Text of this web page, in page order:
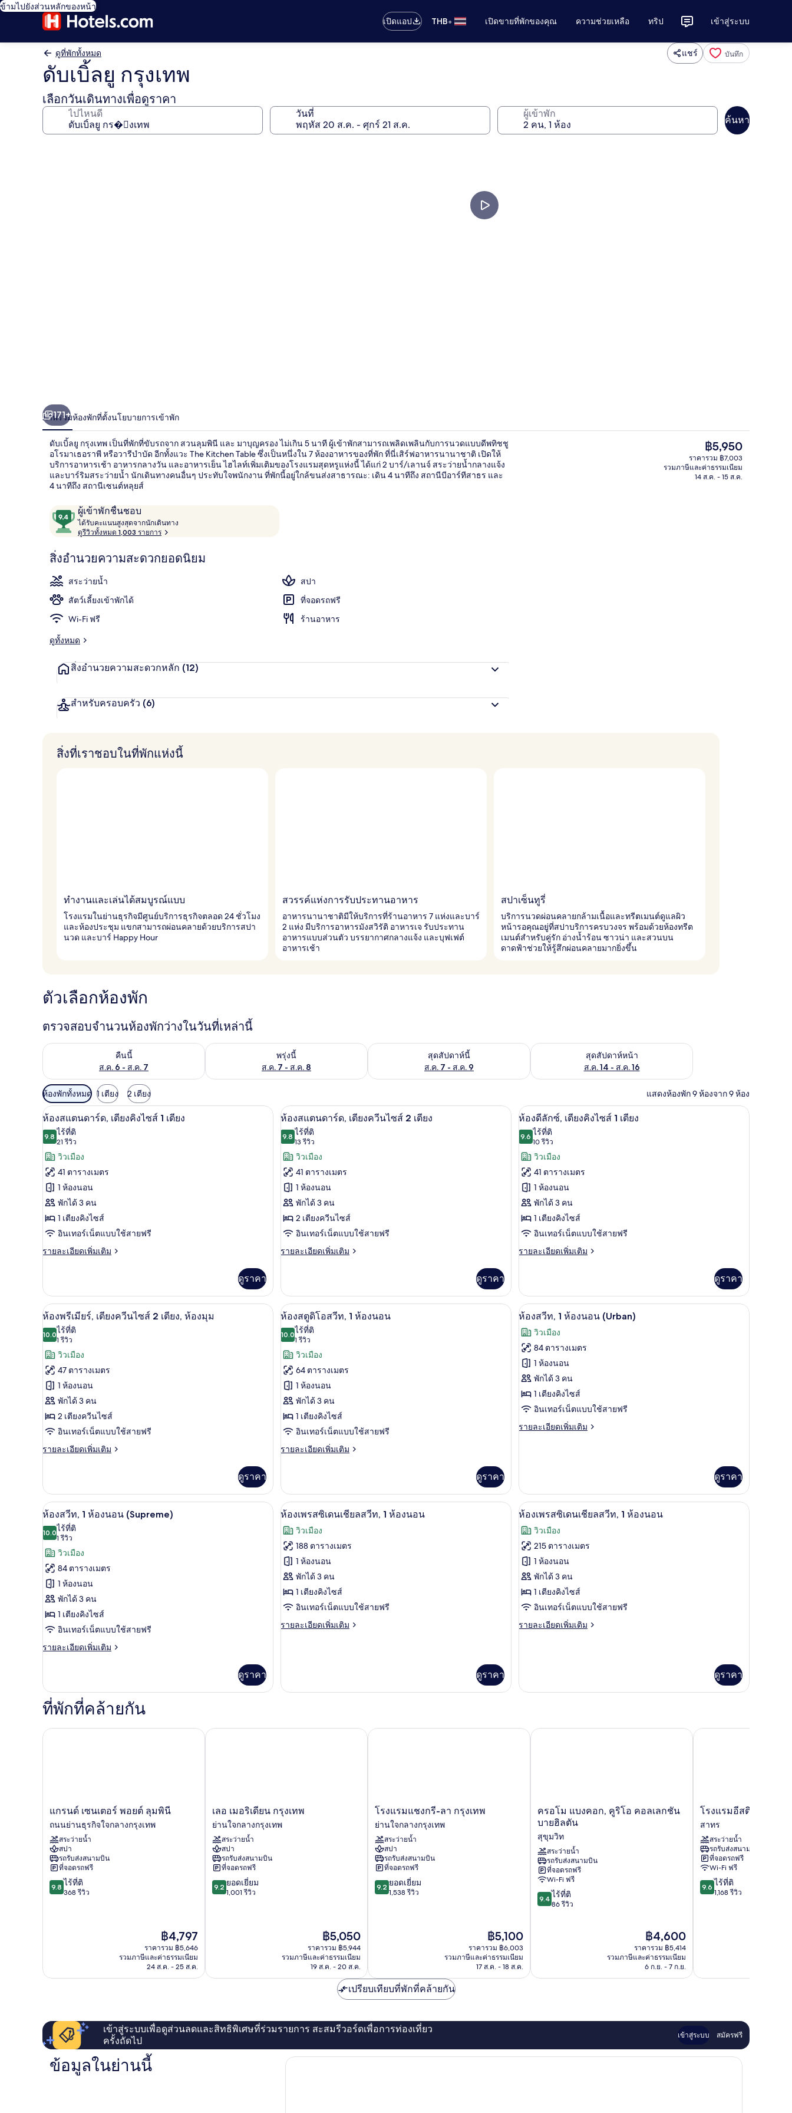
ข้ามไปยังส่วนหลักของหน้า
เปิดแอป
THB• เปิดขายที่พักของคุณ ความช่วยเหลือ ทริป เข้าสู่ระบบ
ดูที่พักทั้งหมด แชร์ บันทึก
ดับเบิ้ลยู กรุงเทพ
เลือกวันเดินทางเพื่อดูราคา
ไปไหนดี วันที่ ผู้เข้าพัก
ค้นหา
7 ห้องอาหาร, บริการอาหารเช้า อาหารกลางวัน อาหารเย็น และบรันช์
สถานที่จัดงานประชุม
171+
ภาพรวมห้องพักที่ตั้งนโยบายการเข้าพัก
ดับเบิ้ลยู กรุงเทพ เป็นที่พักที่ขับรถจาก สวนลุมพินี และ มาบุญครอง ไม่เกิน 5 นาที ผู้เข้าพักสามารถเพลิดเพลินกับการนวดแบบดีพทิชชู
อโรมาเธอราพี หรือวารีบำบัด อีกทั้งแวะ The Kitchen Table ซึ่งเป็นหนึ่งใน 7 ห้องอาหารของที่พัก ที่นี่เสิร์ฟอาหารนานาชาติ เปิดให้
บริการอาหารเช้า อาหารกลางวัน และอาหารเย็น ไฮไลท์เพิ่มเติมของโรงแรมสุดหรูแห่งนี้ ได้แก่ 2 บาร์/เลานจ์ สระว่ายน้ำกลางแจ้ง
และบาร์ริมสระว่ายน้ำ นักเดินทางคนอื่นๆ ประทับใจพนักงาน ที่พักนี้อยู่ใกล้ขนส่งสาธารณะ: เดิน 4 นาทีถึง สถานีบีอาร์ทีสาธร และ
4 นาทีถึง สถานีเซนต์หลุยส์
รีวิว ผู้เข้าพักชื่นชอบ
9.4
จาก
10,
เข้า
พัก
ชื่น
ได้รับคะแนนสูงสุดจากนักเดินทาง
บ
ค
จ
า
ท
า
ดูรีวิวทั้งหมด 1,003 รายการ
สิ่งอำนวยความสะดวกยอดนิยม
สระว่ายน้ำ
สปา
สัตว์เลี้ยงเข้าพักได้
ที่จอดรถฟรี
Wi-Fi ฟรี
ร้านอาหาร
ดูทั้งหมด
สิ่งอำนวยความสะดวกหลัก (12)
สำหรับครอบครัว (6)
ราคา
ปัจจุบัน
฿5,950
฿5,950
ราคารวม ฿7,003
รวมภาษีและค่าธรรมเนียม
14 ส.ค. - 15 ส.ค.
สิ่งที่เราชอบในที่พักแห่งนี้
ทำงานและเล่นได้สมบูรณ์แบบ
โรงแรมในย่านธุรกิจมีศูนย์บริการธุรกิจตลอด 24 ชั่วโมง
และห้องประชุม แขกสามารถผ่อนคลายด้วยบริการสปา
นวด และบาร์ Happy Hour
สวรรค์แห่งการรับประทานอาหาร
อาหารนานาชาติมีให้บริการที่ร้านอาหาร 7 แห่งและบาร์
2 แห่ง มีบริการอาหารมังสวิรัติ อาหารเจ รับประทาน
อาหารแบบส่วนตัว บรรยากาศกลางแจ้ง และบุฟเฟต์
อาหารเช้า
สปาเซ็นทูรี่
บริการนวดผ่อนคลายกล้ามเนื้อและทรีตเมนต์ดูแลผิว
หน้ารอคุณอยู่ที่สปาบริการครบวงจร พร้อมด้วยห้องทรีต
เมนต์สำหรับคู่รัก อ่างน้ำร้อน ซาวน่า และสวนบน
ดาดฟ้าช่วยให้รู้สึกผ่อนคลายมากยิ่งขึ้น
ตัวเลือกห้องพัก
ตรวจสอบจำนวนห้องพักว่างในวันที่เหล่านี้
คืนนี้
ส.ค. 6 - ส.ค. 7
ตรวจสอบจำนวนห้องพักว่างในคืนนี้ ส.ค. 6 - ส.ค. 7
พรุ่งนี้
ส.ค. 7 - ส.ค. 8
ตรวจสอบจำนวนห้องพักว่างในพรุ่งนี้ ส.ค. 7 - ส.ค. 8
สุดสัปดาห์นี้
ส.ค. 7 - ส.ค. 9
ตรวจสอบจำนวนห้องพักว่างในสุดสัปดาห์นี้ ส.ค. 7 - ส.ค. 9สุดสัปดาห์หน้า
ส.ค. 14 - ส.ค. 16
ตรวจสอบจำนวนห้องพักว่างในสุดสัปดาห์หน้า ส.ค. 14 - ส.ค. 16
ตัว
กรอง
ที่
มี
ให้
สำหรับ
ห้อง
พัก
ห้องพักทั้งหมด 1 เตียง 2 เตียง แสดงห้องพัก 9 ห้องจาก 9 ห้อง
เปิด
ภาพถ่าย
ทั้งหมด
ของ
ห้อง
สแตนดาร์ด,
เตียง
คิง
ไซส์
ห้องสแตนดาร์ด, เตียงคิงไซส์ 1 เตียง | ผ้านวมขนเป็ด, เตียงพร้อมฟูกเสริมที่นอน, มินิบาร์, ตู้นิรภัยในห้องพัก
8
ห้องสแตนดาร์ด, เตียงคิงไซส์ 1 เตียง
9.89.8 จาก 10
ไร้ที่ติ
21 รีวิว
(21
รีวิว)
วิวเมือง
41 ตารางเมตร
1 ห้องนอน
พักได้ 3 คน
1 เตียงคิงไซส์
อินเทอร์เน็ตแบบใช้สายฟรี
รายละเอียดเพิ่มเติม
ราย
เกี่ยว
กับ
ห้อง
สแตนดาร์ด,
เตียง
ไซส์
เตียง
ดูราคา
เปิด
ภาพถ่าย
ทั้งหมด
ของ
ห้อง
สแตนดาร์ด,
เตียง
ควีน
ไซส์
ห้องสแตนดาร์ด, เตียงควีนไซส์ 2 เตียง | ผ้านวมขนเป็ด, เตียงพร้อมฟูกเสริมที่นอน, มินิบาร์, ตู้นิรภัยในห้องพัก
8
ห้องสแตนดาร์ด, เตียงควีนไซส์ 2 เตียง
9.89.8 จาก 10
ไร้ที่ติ
13 รีวิว
(13
รีวิว)
วิวเมือง
41 ตารางเมตร
1 ห้องนอน
พักได้ 3 คน
2 เตียงควีนไซส์
อินเทอร์เน็ตแบบใช้สายฟรี
รายละเอียดเพิ่มเติม
ราย
เกี่ยว
กับ
ห้อง
สแตนดาร์ด,
เตียง
ไซส์
2
เตียง
ดูราคา
เปิด
ภาพถ่าย
ทั้งหมด
ของ
ห้อง
ดี
ลัก
ซ์,
เตียง
เตียง
ห้องดีลักซ์, เตียงคิงไซส์ 1 เตียง | ผ้านวมขนเ
7
ห้องดีลักซ์, เตียงคิงไซส์ 1 เตียง
9.69.6 จาก 10
ไร้ที่ติ
10 รีวิว
(10
รีวิว)
วิวเมือง
41 ตารางเมตร
1 ห้องนอน
พักได้ 3 คน
1 เตียงคิงไซส์
อินเทอร์เน็ตแบบใช้สายฟรี
รายละเอียดเพิ่มเติม
ราย
เกี่ยว
กับ
ห้อง
ลัก
ซ์,
เตียง
คิง
ไซส์
เตียง
ดูราคา
เปิด
ภาพถ่าย
ทั้งหมด
ของ
ห้อง
พรีเมียร์,
เตียง
ควีน
ไซส์
ห้อง
มุม
ห้องพรีเมียร์, เตียงควีนไซส์ 2 เตียง, ห้องมุม | ผ้านวมขนเป็ด, เตียงพร้อมฟูกเสริมที่นอน, มินิบาร์, ตู้นิรภัยในห้องพัก
7
ห้องพรีเมียร์, เตียงควีนไซส์ 2 เตียง, ห้องมุม
10.010.0 จาก 10
ไร้ที่ติ
1 รีวิว
(1
รีวิว)
วิวเมือง
47 ตารางเมตร
1 ห้องนอน
พักได้ 3 คน
2 เตียงควีนไซส์
อินเทอร์เน็ตแบบใช้สายฟรี
รายละเอียดเพิ่มเติม
ราย
เกี่ยว
กับ
ห้อง
พรีเมียร์,
เตียง
ไซส์
2
เตียง,
ห้อง
มุม
ดูราคา
เปิด
ภาพถ่าย
ทั้งหมด
ของ
ห้อง
สตู
ดิ
โอ
สวีท,
นอน
ห้องสตูดิโอสวีท, 1 ห้องนอน | ผ้านวมขนเป็ด, เตียงพร้อมฟูกเสริมที่นอน, มินิบาร์, ตู้นิรภัยในห้องพัก
9
ห้องสตูดิโอสวีท, 1 ห้องนอน
10.010.0 จาก 10
ไร้ที่ติ
1 รีวิว
(1
รีวิว)
วิวเมือง
64 ตารางเมตร
1 ห้องนอน
พักได้ 3 คน
1 เตียงคิงไซส์
อินเทอร์เน็ตแบบใช้สายฟรี
รายละเอียดเพิ่มเติม
ราย
เกี่ยว
กับ
ห้อง
ดิ
โอ
สวี
ท,
ห้อง
นอน
ดูราคา
เปิด
ภาพถ่าย
ทั้งหมด
ของ
ห้อง
สวีท,
1
ห้อง
ห้องสวีท, 1 ห้องนอน (Urban) | ผ้านวมขนเป็ด
9
ห้องสวีท, 1 ห้องนอน (Urban)
วิวเมือง
84 ตารางเมตร
1 ห้องนอน
พักได้ 3 คน
1 เตียงคิงไซส์
อินเทอร์เน็ตแบบใช้สายฟรี
รายละเอียดเพิ่มเติม
ราย
ห้อง
สวี
ท,
ห้อง
นอน
(Urban)
ดูราคา
เปิด
ภาพถ่าย
ทั้งหมด
ของ
ห้อง
สวีท,
1
ห้อง
นอน
ห้องสวีท, 1 ห้องนอน (Supreme) | ผ้านวมขนเป็ด, เตียงพร้อมฟูกเสริมที่นอน, มินิบาร์, ตู้นิรภัยในห้องพัก
12
ห้องสวีท, 1 ห้องนอน (Supreme)
10.010.0 จาก 10
ไร้ที่ติ
1 รีวิว
(1
รีวิว)
วิวเมือง
84 ตารางเมตร
1 ห้องนอน
พักได้ 3 คน
1 เตียงคิงไซส์
อินเทอร์เน็ตแบบใช้สายฟรี
รายละเอียดเพิ่มเติม
ราย
เกี่ยว
กับ
ห้อง
ท,
ดูราคา
เปิด
ภาพถ่าย
ทั้งหมด
ของ
ห้อง
เพรส
ซิ
เดน
นอน
ห้องเพรสซิเดนเชียลสวีท, 1 ห้องนอน | ผ้านวมขนเป็ด, เตียงพร้อมฟูกเสริมที่นอน, มินิบาร์, ตู้นิรภัยในห้องพัก
15
ห้องเพรสซิเดนเชียลสวีท, 1 ห้องนอน
วิวเมือง
188 ตารางเมตร
1 ห้องนอน
พักได้ 3 คน
1 เตียงคิงไซส์
อินเทอร์เน็ตแบบใช้สายฟรี
รายละเอียดเพิ่มเติม
ราย
ห้อง
เชีย
ดูราคา
เปิด
ภาพถ่าย
ทั้งหมด
ของ
ห้อง
เพรส
ซิ
เดน
นอน
ห้องเพรสซิเดนเชียลสวีท, 1 ห้องนอน | ห้องนั่งเ
26
ห้องเพรสซิเดนเชียลสวีท, 1 ห้องนอน
วิวเมือง
215 ตารางเมตร
1 ห้องนอน
พักได้ 3 คน
1 เตียงคิงไซส์
อินเทอร์เน็ตแบบใช้สายฟรี
รายละเอียดเพิ่มเติม
ราย
ห้อง
เชีย
ดูราคา
ที่พักที่คล้ายกัน
แก
เซนเตอร์
พอ
ยต์
ลุมพิ
นี
ถนน
ย่าน
แกรนด์ เซนเตอร์ พอยต์ ลุมพินี
ถนนย่านธุรกิจใจกลางกรุงเทพ
สระว่ายน้ำ
สปา
รถรับส่งสนามบิน
ที่จอดรถฟรี
9.8
จาก
9.8 ไร้ที่ติ
368 รีวิว
ราคา
ปัจจุบัน
คือ
฿4,797
฿4,797
ราคารวม ฿5,646
รวมภาษีและค่าธรรมเนียม
24 ส.ค. - 25 ส.ค.
แกรนด์ เซนเตอร์ พอยต์ ลุมพินี
เลอ
เมอริเดียน
กรุงเทพ
ย่าน
ใจกลาง
กรุงเทพ
เลอ เมอริเดียน กรุงเทพ
ย่านใจกลางกรุงเทพ
สระว่ายน้ำ
สปา
รถรับส่งสนามบิน
ที่จอดรถฟรี
9.2
จาก
9.2 ยอดเยี่ยม
1,001 รีวิว
ราคา
ปัจจุบัน
คือ
฿5,050
฿5,050
ราคารวม ฿5,944
รวมภาษีและค่าธรรมเนียม
19 ส.ค. - 20 ส.ค.
เลอ เมอริเดียน กรุงเทพ
โรงแรม
แช
งกรี-
ลา
กรุงเทพ
ย่าน
ใจกลาง
กรุงเทพ
โรงแรมแชงกรี-ลา กรุงเทพ
ย่านใจกลางกรุงเทพ
สระว่ายน้ำ
สปา
รถรับส่งสนามบิน
ที่จอดรถฟรี
9.2
จาก
9.2 ยอดเยี่ยม
1,538 รีวิว
ราคา
ปัจจุบัน
คือ
฿5,100
฿5,100
ราคารวม ฿6,003
รวมภาษีและค่าธรรมเนียม
17 ส.ค. - 18 ส.ค.
โรงแรมแชงกรี-ลา กรุงเทพ
ค
รอโม
คอก,
คู
ริโอ
คอล
เลก
ชัน
บาย
ครอโม แบงคอก, คูริโอ คอลเลกชัน
บายฮิลตัน
สุขุมวิท
สระว่ายน้ำ
รถรับส่งสนามบิน
ที่จอดรถฟรี
Wi-Fi ฟรี
9.4
จาก
9.4 ไร้ที่ติ
86 รีวิว
ราคา
ปัจจุบัน
คือ
฿4,600
฿4,600
ราคารวม ฿5,414
รวมภาษีและค่าธรรมเนียม
6 ก.ย. - 7 ก.ย.
ครอโม แบงคอก, คูริโอ คอลเลกชัน บายฮิลตัน
โรงแรม
สติน
แก
รนด์
สาทร
สาทร
โรงแรมอีสติน แกรนด์
สาทร
สระว่ายน้ำ
รถรับส่งสนามบิน
ที่จอดรถฟรี
Wi-Fi ฟรี
9.6
จาก
9.6 ไร้ที่ติ
1,168 รีวิว
โรงแรมอีสติน แกรนด์ ส
เปรียบเทียบที่พักที่คล้ายกัน
เข้าสู่ระบบเพื่อดูส่วนลดและสิทธิพิเศษที่ร่วมรายการ สะสมรีวอร์ดเพื่อการท่องเที่ยว
ครั้งถัดไป
เข้าสู่ระบบ สมัครฟรี
ข้อมูลในย่านนี้